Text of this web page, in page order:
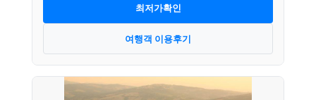
최저가확인
여행객 이용후기